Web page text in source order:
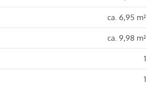
ca. 6,95 m²
ca. 9,98 m²
1
1